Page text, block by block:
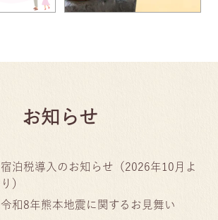
お知らせ
宿泊税導入のお知らせ（2026年10月よ
り）
令和8年熊本地震に関するお見舞い